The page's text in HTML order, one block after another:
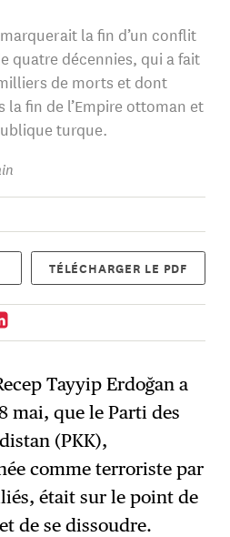
la fin d’un conflit
quatre décennies, qui a fait
de morts et dont
la fin de l’Empire ottoman et
turque.
TÉLÉCHARGER LE PDF
Tayyip Erdoğan a
mai, que le Parti des
(PKK),
comme terroriste par
était sur le point de
de se dissoudre.